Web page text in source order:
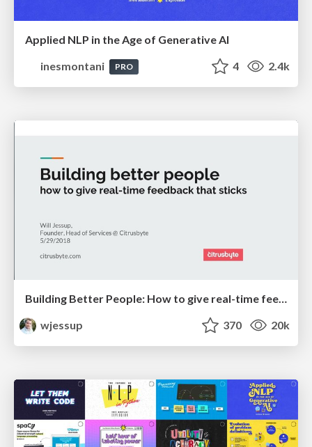
Applied NLP in the Age of Generative AI
inesmontani
PRO 4 2.4k
Building Better People: How to give real-time feedback that sticks.
wjessup
370 20k